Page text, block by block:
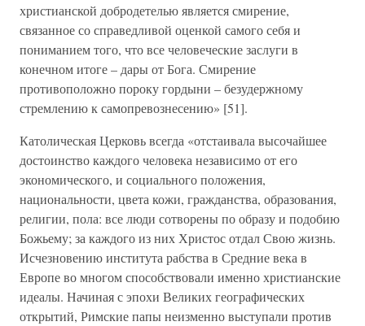
христианской добродетелью является смирение,
связанное со справедливой оценкой самого себя и
пониманием того, что все человеческие заслуги в
конечном итоге – дары от Бога. Смирение
противоположно пороку гордыни – безудержному
стремлению к самопревознесению» [51].
Католическая Церковь всегда «отстаивала высочайшее
достоинство каждого человека независимо от его
экономического, и социального положения,
национальности, цвета кожи, гражданства, образования,
религии, пола: все люди сотворены по образу и подобию
Божьему; за каждого из них Христос отдал Свою жизнь.
Исчезновению института рабства в Средние века в
Европе во многом способствовали именно христианские
идеалы. Начиная с эпохи Великих географических
открытий, Римские папы неизменно выступали против